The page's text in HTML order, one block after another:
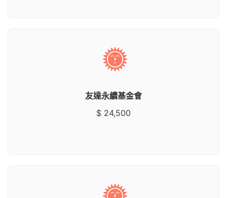
友達永續基金會
$ 24,500